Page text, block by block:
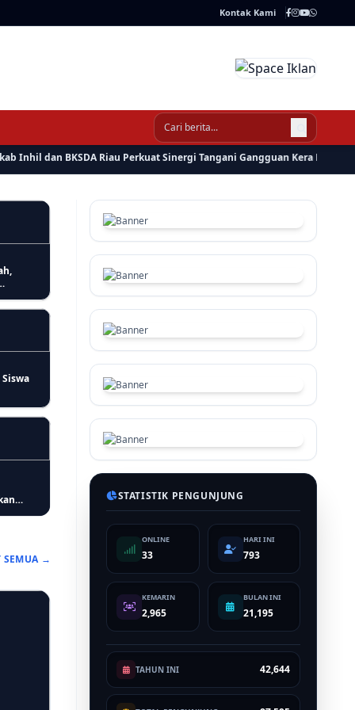
Kontak Kami
dan BKSDA Riau Perkuat Sinergi Tangani Gangguan Kera Liar di
dan
SEMUA →
STATISTIK PENGUNJUNG
ONLINE
33
HARI INI
793
KEMARIN
2,965
BULAN INI
21,195
TAHUN INI 42,644